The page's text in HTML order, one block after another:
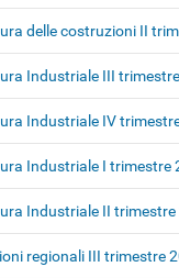
delle costruzioni II
Industriale III
Industriale IV
Industriale I trimestre
Industriale II trimestre
regionali III trimestre